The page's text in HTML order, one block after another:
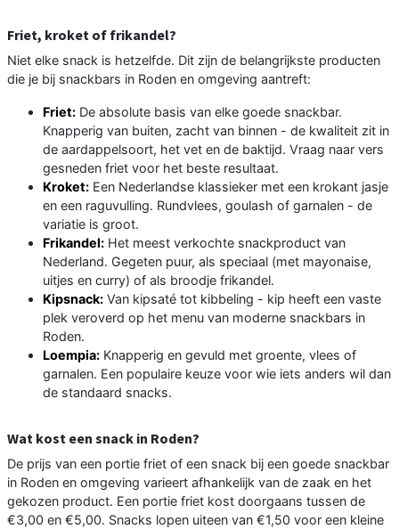
Friet, kroket of frikandel?
Niet elke snack is hetzelfde. Dit zijn de belangrijkste producten
die je bij snackbars in Roden en omgeving aantreft:
Friet: De absolute basis van elke goede snackbar.
Knapperig van buiten, zacht van binnen - de kwaliteit zit in
de aardappelsoort, het vet en de baktijd. Vraag naar vers
gesneden friet voor het beste resultaat.
Kroket: Een Nederlandse klassieker met een krokant jasje
en een raguvulling. Rundvlees, goulash of garnalen - de
variatie is groot.
Frikandel: Het meest verkochte snackproduct van
Nederland. Gegeten puur, als speciaal (met mayonaise,
uitjes en curry) of als broodje frikandel.
Kipsnack: Van kipsaté tot kibbeling - kip heeft een vaste
plek veroverd op het menu van moderne snackbars in
Roden.
Loempia: Knapperig en gevuld met groente, vlees of
garnalen. Een populaire keuze voor wie iets anders wil dan
de standaard snacks.
Wat kost een snack in Roden?
De prijs van een portie friet of een snack bij een goede snackbar
in Roden en omgeving varieert afhankelijk van de zaak en het
gekozen product. Een portie friet kost doorgaans tussen de
€3,00 en €5,00. Snacks lopen uiteen van €1,50 voor een kleine